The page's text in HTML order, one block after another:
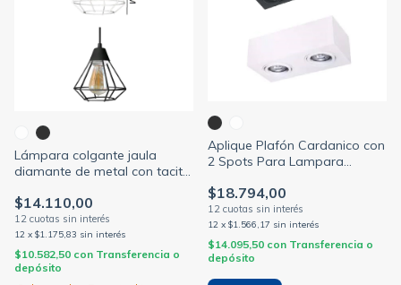
Lámpara colgante jaula
diamante de metal con tacita
(FERROLUX)
$14.110,00
12 x $1.175,83 sin interés
$10.582,50 con Transferencia o
depósito
Aplique Plafón Cardanico con
2 Spots Para Lampara
$18.794,00
12 x $1.566,17 sin interés
$14.095,50 con Transferencia o
depósito